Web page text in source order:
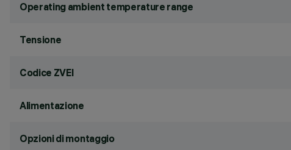
Operating ambient temperature range
Tensione
Codice ZVEI
Alimentazione
Opzioni di montaggio